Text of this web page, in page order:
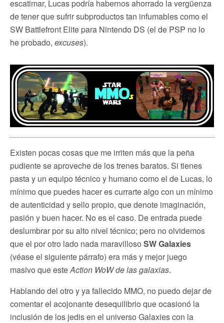
escatimar, Lucas podría habernos ahorrado la vergüenza
de tener que sufrir subproductos tan infumables como el
SW Battlefront Elite para Nintendo DS (el de PSP no lo
he probado, excuses).
Existen pocas cosas que me irriten más que la peña
pudiente se aproveche de los trenes baratos. Si tienes
pasta y un equipo técnico y humano como el de Lucas, lo
mínimo que puedes hacer es currarte algo con un mínimo
de autenticidad y sello propio, que denote imaginación,
pasión y buen hacer. No es el caso. De entrada puede
deslumbrar por su alto nivel técnico; pero no olvidemos
que el por otro lado nada maravilloso SW Galaxies
(véase el siguiente párrafo) era más y mejor juego
masivo que esteAction WoW de las galaxias.
Hablando del otro y ya fallecido MMO, no puedo dejar de
comentar el acojonante desequilibrio que ocasionó la
inclusión de los jedis en el universo Galaxies con la